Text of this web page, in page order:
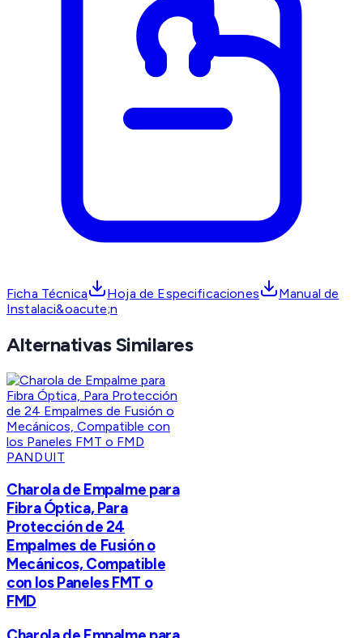
Ficha Técnica Hoja de Especificaciones
Manual de
Instalaci&oacute;n
Alternativas Similares
PANDUIT
Charola de Empalme para
Fibra Óptica, Para
Protección de 24
Empalmes de Fusión o
Mecánicos, Compatible
con los Paneles FMT o
FMD